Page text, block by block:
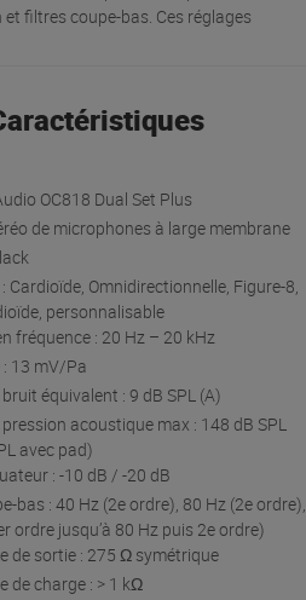
et filtres coupe-bas. Ces réglages
OC818 Dual Set Plus
de microphones à large membrane
Cardioïde, Omnidirectionnelle, Figure-8,
personnalisable
fréquence : 20 Hz – 20 kHz
13 mV/Pa
équivalent : 9 dB SPL (A)
acoustique max : 148 dB SPL
avec pad)
: -10 dB / -20 dB
bas : 40 Hz (2e ordre), 80 Hz (2e ordre),
ordre jusqu’à 80 Hz puis 2e ordre)
de sortie : 275 Ω symétrique
de charge : > 1 kΩ